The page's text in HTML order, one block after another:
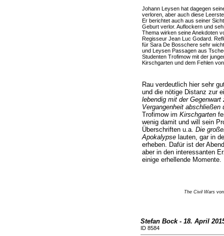
Johann Leysen hat dagegen
verloren, aber auch diese
Er berichtet auch aus seiner
Geburt verlor. Auflockern und
Thema wirken seine Anekdoten
Regisseur Jean Luc Godard.
für Sara De Bosschere sehr
und Leysen Passagen aus
Studenten Trofimow mit der
Kirschgarten und dem Fehlen
Rau verdeutlich hier sehr
und die nötige Distanz zur
lebendig mit der
Vergangenheit abschließen
Trofimow im Kirschgarten
wenig damit und will sein
Überschriften u.a. Die
Apokalypselauten, gar in
erheben. Dafür ist der
aber in den interessanten
einige erhellende Momente.
The Civil Wars
Stefan Bock - 18. April
ID 8584